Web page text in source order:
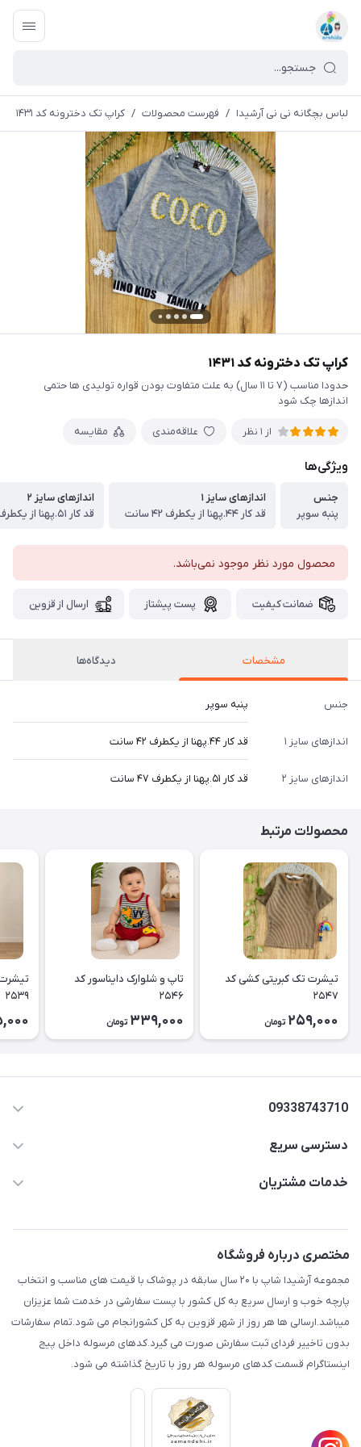
لباس بچگانه نی نی آرشیدا / فهرست محصولات / کراپ تک دخترونه کد ۱۴۳۱
کراپ تک دخترونه کد ۱۴۳۱
حدودا مناسب (۷ تا ۱۱ سال) به علت متفاوت بودن قواره تولیدی ها حتمی
اندازها چک شود
از 1 نظر علاقه‌مندی مقایسه
ویژگی‌ها
جنس
پنبه سوپر
اندازهای سایز ۱
قد کار ۴۴.پهنا از یکطرف ۴۲ سانت
اندازهای سایز ۲
قد کار ۵۱.پهنا از یکطرف ۴۷ سانت
محصول مورد نظر موجود نمی‌باشد.
ضمانت کیفیت پست پیشتاز ارسال از قزوین
مشخصات دیدگاه‌ها
جنس پنبه سوپر
اندازهای سایز ۱ قد کار ۴۴.پهنا از یکطرف ۴۲ سانت
اندازهای سایز ۲ قد کار ۵۱.پهنا از یکطرف ۴۷ سانت
محصولات مرتبط
تیشرت تک کبریتی کشی کد
۲۵۴۷
259,000 تومان
تاپ و شلوارک دایناسور کد
۲۵۴۶
339,000 تومان
۲۵۳۹
09338743710
دسترسی سریع
حساب کاربری
لیست محصولات
درباره ما
تماس با ما
خدمات مشتریان
مختصری درباره فروشگاه
مجموعه آرشیدا شاپ با ۲۰ سال سابقه در پوشاک با قیمت های مناسب و انتخاب
پارچه خوب و ارسال سریع به کل کشور با پست سفارشی در خدمت شما عزیزان
میباشد.ارسالی ها هر روز از شهر قزوین به کل کشورانجام می شود.تمام سفارشات
بدون تاخییر فردای ثبت سفارش صورت می گیرد.کدهای مرسوله داخل پیج
اینستاگرام قسمت کدهای مرسوله هر روز با تاریخ گذاشته می شود.